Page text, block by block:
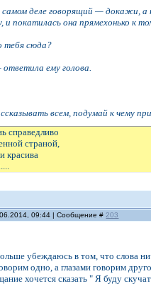
деле говорящий — докажи, а
и покатилась она прямехонько к
тебя сюда?
ему голова.
всем, подумай к чему
справедливо
страной,
красива
09:44 | Сообщение # 203
убеждаюсь в том, что слова
одно, а глазами говорим
хочется сказать " Я буду